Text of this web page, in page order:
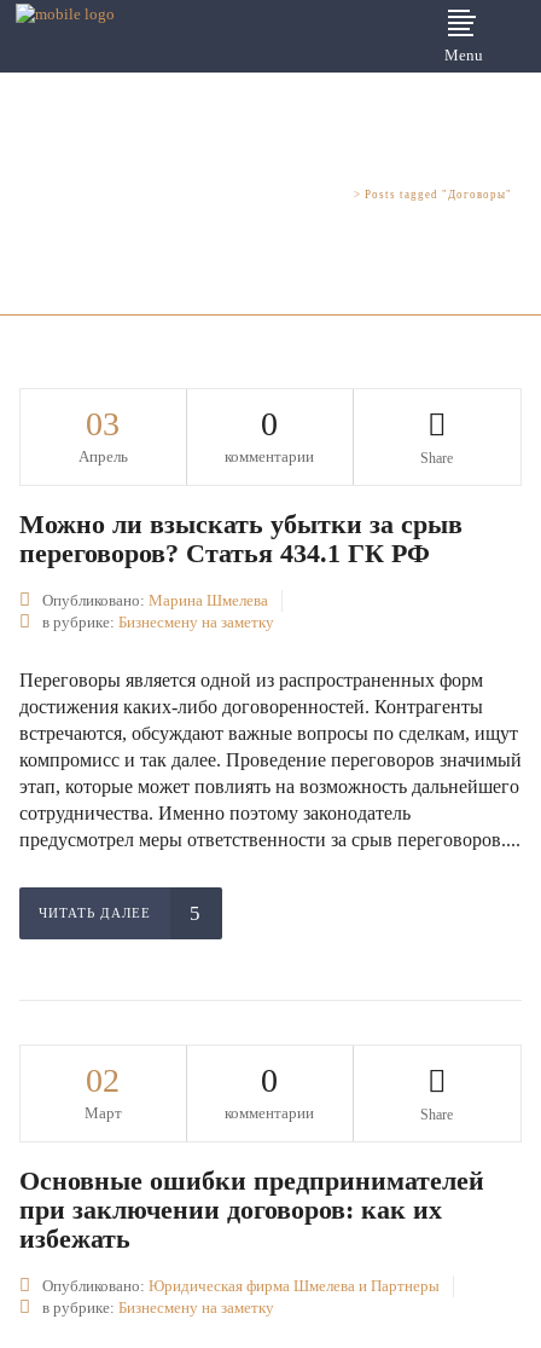
Menu
> Posts tagged "Договоры"
03
Апрель
0
комментарии Share
Можно ли взыскать убытки за срыв
переговоров? Статья 434.1 ГК РФ
Опубликовано: Марина Шмелева
в рубрике: Бизнесмену на заметку
Переговоры является одной из распространенных форм
достижения каких-либо договоренностей. Контрагенты
встречаются, обсуждают важные вопросы по сделкам, ищут
компромисс и так далее. Проведение переговоров значимый
этап, которые может повлиять на возможность дальнейшего
сотрудничества. Именно поэтому законодатель
предусмотрел меры ответственности за срыв переговоров....
ЧИТАТЬ ДАЛЕЕ
02
Март
0
комментарии Share
Основные ошибки предпринимателей
при заключении договоров: как их
избежать
Опубликовано: Юридическая фирма Шмелева и Партнеры
в рубрике: Бизнесмену на заметку